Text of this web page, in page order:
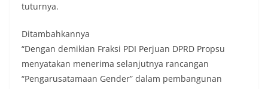
tuturnya.
Ditambahkannya
“Dengan demikian Fraksi PDI Perjuan DPRD Propsu
menyatakan menerima selanjutnya rancangan
“Pengarusatamaan Gender” dalam pembangunan